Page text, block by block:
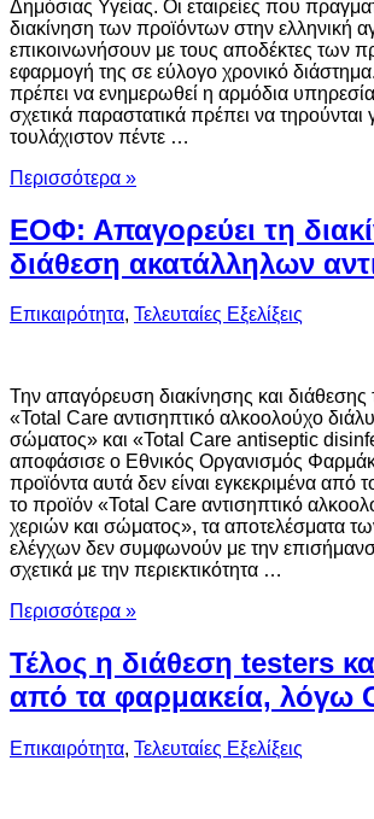
Δημόσιας Υγείας. Οι εταιρείες που
διακίνηση των προϊόντων στην ελληνική
επικοινωνήσουν με τους αποδέκτες των
εφαρμογή της σε εύλογο χρονικό
πρέπει να ενημερωθεί η αρμόδια
σχετικά παραστατικά πρέπει να τηρούνται
τουλάχιστον πέντε …
Περισσότερα »
ΕΟΦ: Απαγορεύει τη
διάθεση ακατάλληλων
Επικαιρότητα, Τελευταίες Εξελίξεις
Την απαγόρευση διακίνησης και
«Total Care αντισηπτικό αλκοολούχο
σώματος» και «Total Care antiseptic
αποφάσισε ο Εθνικός Οργανισμός
προϊόντα αυτά δεν είναι εγκεκριμένα
το προϊόν «Total Care αντισηπτικό
χεριών και σώματος», τα αποτελέσματα
ελέγχων δεν συμφωνούν με την
σχετικά με την περιεκτικότητα …
Περισσότερα »
Τέλος η διάθεση testers
από τα φαρμακεία, λόγω
Επικαιρότητα, Τελευταίες Εξελίξεις